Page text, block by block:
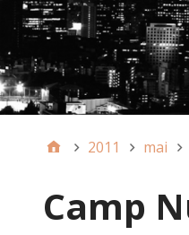
2011 mai
Camp